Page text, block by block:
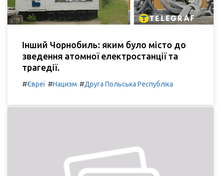
Інший Чорнобиль: яким було місто до
зведення атомної електростанції та
трагедії.
#Євреї #Нацизм #Друга Польська Республіка